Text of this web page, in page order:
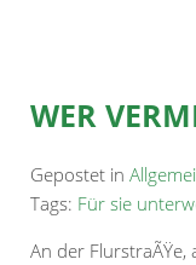
WER
Gepostet in
Tags: Für sie
An der FlurstraÃŸe,